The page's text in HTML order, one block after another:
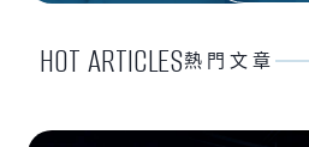
HOT ARTICLES熱門文章